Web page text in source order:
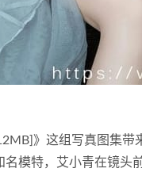
》这组写真图集
模特，艾小青在镜头